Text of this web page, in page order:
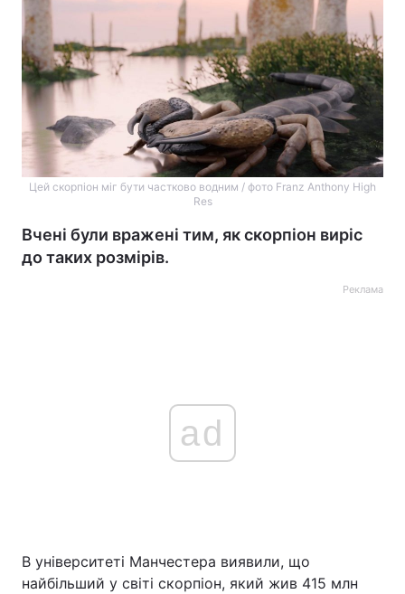
Цей скорпіон міг бути частково водним / фото Franz Anthony High
Res
Вчені були вражені тим, як скорпіон виріс
до таких розмірів.
Реклама
ad
В університеті Манчестера виявили, що
найбільший у світі скорпіон, який жив 415 млн